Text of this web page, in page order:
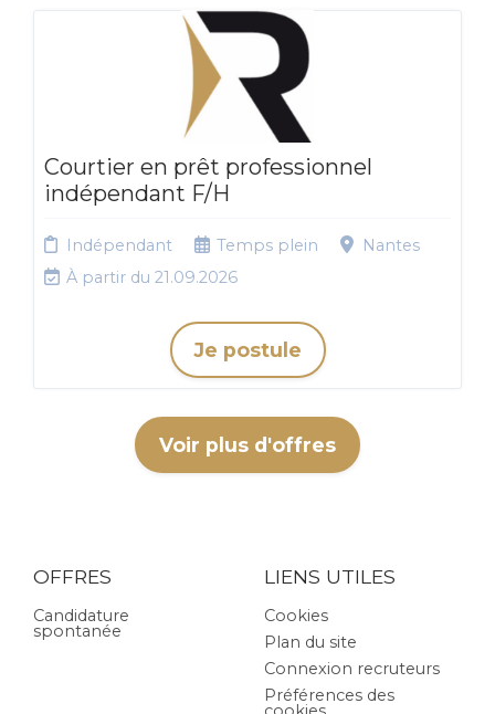
Courtier en prêt professionnel
indépendant F/H
Indépendant Temps plein
Nantes
À partir du 21.09.2026
Je postule
Voir plus d'offres
OFFRES
Candidature
spontanée
LIENS UTILES
Cookies
Plan du site
Connexion recruteurs
Préférences des